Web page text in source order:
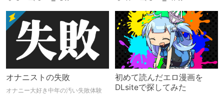
オナニストの失敗
オナニー大好き中年の汚い失敗体験
初めて読んだエロ漫画を
DLsiteで探してみた